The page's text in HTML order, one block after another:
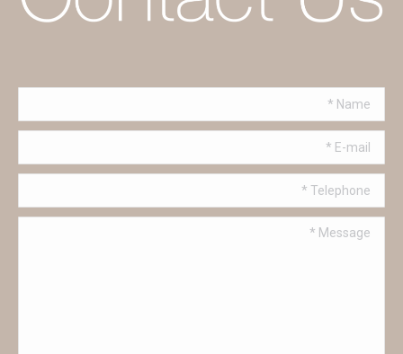
Name *
E-mail *
Telephone *
Message *